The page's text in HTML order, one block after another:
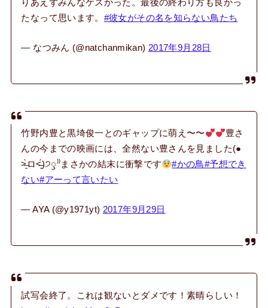
りあえずみんなゲスかった。最後の終わり方も良かっ
たなって思います。 #彼女がその名を知らない鳥たち
— なつみん (@natchanmikan) 2017年9月28日
竹野内豊と黒埼俊一とのギャップに萌え〜〜
豊さ
んの今までの映画には、全然ない豊さんを見ました(●
˃̶͈̀ロ˂̶͈́)੭ꠥ⁾⁾まさかの結末に衝撃です
#かの鳥#予想でき
ない#アーって言いたい
— AYA (@y1971yt) 2017年9月29日
試写会終了。これは観ないとダメです！素晴らしい！